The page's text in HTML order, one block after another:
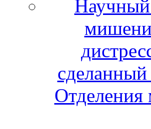
Научный
мишени